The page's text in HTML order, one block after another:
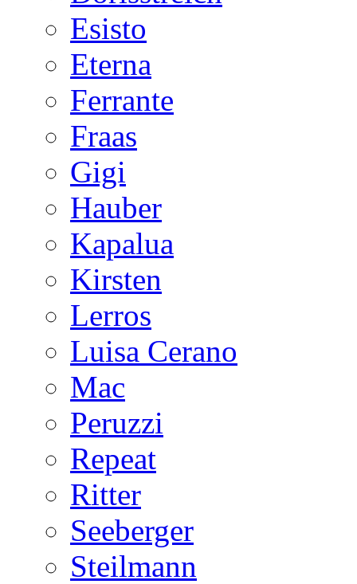
Esisto
Eterna
Ferrante
Fraas
Gigi
Hauber
Kapalua
Kirsten
Lerros
Luisa Cerano
Mac
Peruzzi
Repeat
Ritter
Seeberger
Steilmann